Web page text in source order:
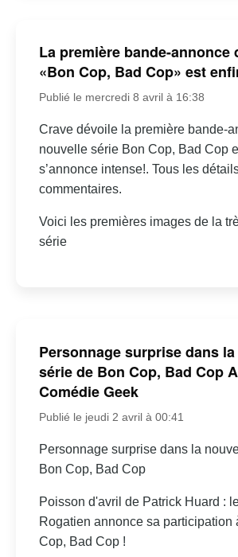
La première bande-annonce
«Bon Cop, Bad Cop» est
Publié le mercredi 8 avril à 16:38
Crave dévoile la première bande-
nouvelle série Bon Cop, Bad Cop
s’annonce intense!. Tous les
commentaires.
Voici les premières images de la
série
Personnage surprise dans
série de Bon Cop, Bad Cop
Comédie Geek
Publié le jeudi 2 avril à 00:41
Personnage surprise dans la
Bon Cop, Bad Cop
Poisson d'avril de Patrick Huard :
Rogatien annonce sa participation
Cop, Bad Cop !